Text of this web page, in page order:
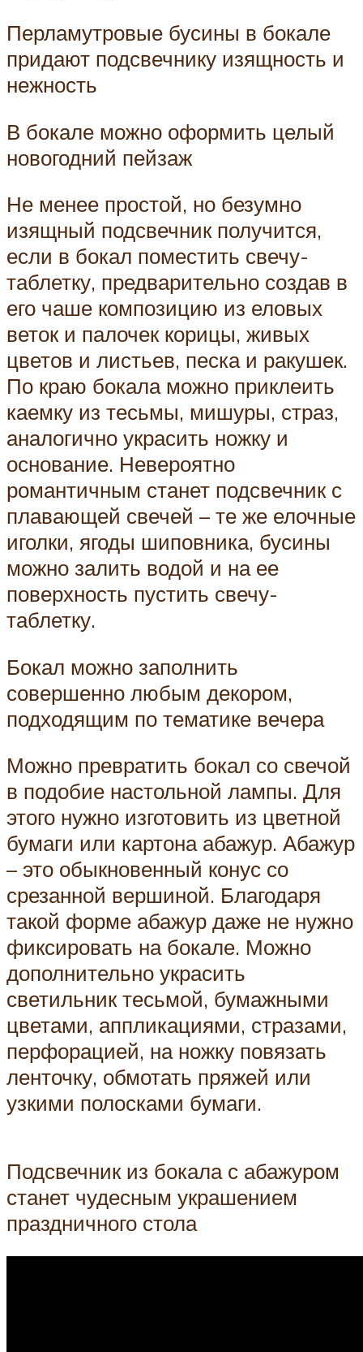
Перламутровые бусины в бокале
придают подсвечнику изящность и
нежность
В бокале можно оформить целый
новогодний пейзаж
Не менее простой, но безумно
изящный подсвечник получится,
если в бокал поместить свечу-
таблетку, предварительно создав в
его чаше композицию из еловых
веток и палочек корицы, живых
цветов и листьев, песка и ракушек.
По краю бокала можно приклеить
каемку из тесьмы, мишуры, страз,
аналогично украсить ножку и
основание. Невероятно
романтичным станет подсвечник с
плавающей свечей – те же елочные
иголки, ягоды шиповника, бусины
можно залить водой и на ее
поверхность пустить свечу-
таблетку.
Бокал можно заполнить
совершенно любым декором,
подходящим по тематике вечера
Можно превратить бокал со свечой
в подобие настольной лампы. Для
этого нужно изготовить из цветной
бумаги или картона абажур. Абажур
– это обыкновенный конус со
срезанной вершиной. Благодаря
такой форме абажур даже не нужно
фиксировать на бокале. Можно
дополнительно украсить
светильник тесьмой, бумажными
цветами, аппликациями, стразами,
перфорацией, на ножку повязать
ленточку, обмотать пряжей или
узкими полосками бумаги.
Подсвечник из бокала с абажуром
станет чудесным украшением
праздничного стола